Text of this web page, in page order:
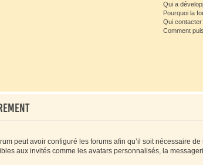
Qui a
Pourquoi la
Qui
Comment
peut avoir configuré les forums afin qu’il soit nécessaire
aux invités comme les avatars personnalisés, la